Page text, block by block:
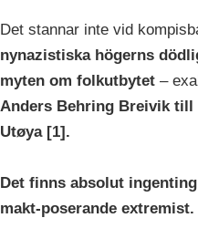
Det stannar inte vid
nynazistiska högerns
myten om folkutbytet –
Anders Behring Breivik
Utøya [1].
Det finns absolut
makt-poserande extremist.